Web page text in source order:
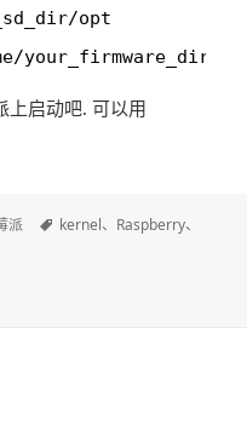
opt
your_firmware_dir/
上启动吧. 可以用
派
标
kernel、 Raspberry、